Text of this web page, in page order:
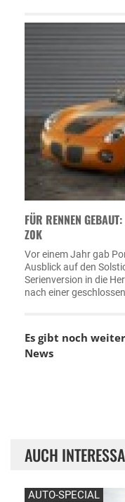
FÜR RENNEN
Z0K
Vor einem Jahr gab
Ausblick auf den
Serienversion in die
nach einer
Es gibt noch
News
AUCH
AUTO-SPECIAL